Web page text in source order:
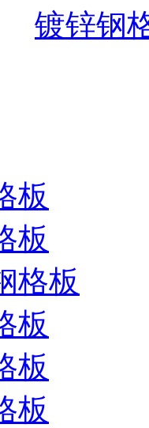
镀锌钢
板
板
格板
板
板
板